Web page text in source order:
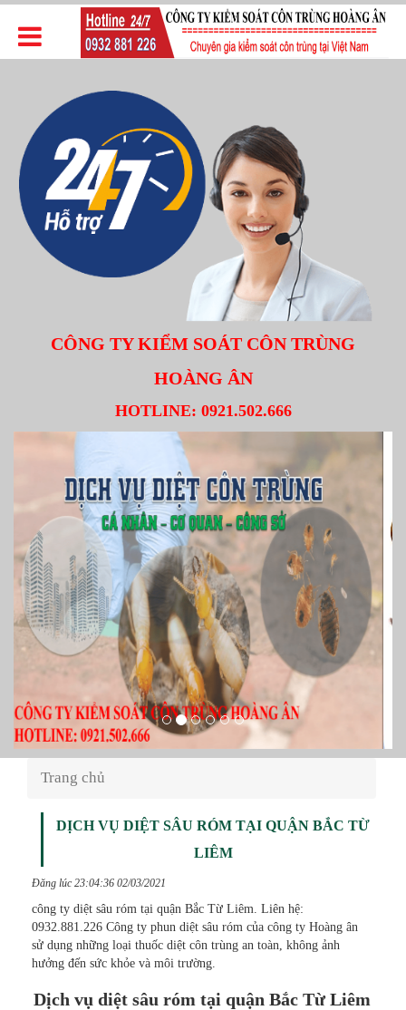
CÔNG TY KIỂM SOÁT CÔN TRÙNG
HOÀNG ÂN
HOTLINE: 0921.502.666
Trang chủ
DỊCH VỤ DIỆT SÂU RÓM TẠI QUẬN BẮC TỪ
LIÊM
Đăng lúc 23:04:36 02/03/2021
công ty diệt sâu róm tại quận Bắc Từ Liêm. Liên hệ:
0932.881.226 Công ty phun diệt sâu róm của công ty Hoàng ân
sử dụng những loại thuốc diệt côn trùng an toàn, không ảnh
hưởng đến sức khỏe và môi trường.
Dịch vụ diệt sâu róm tại quận Bắc Từ Liêm